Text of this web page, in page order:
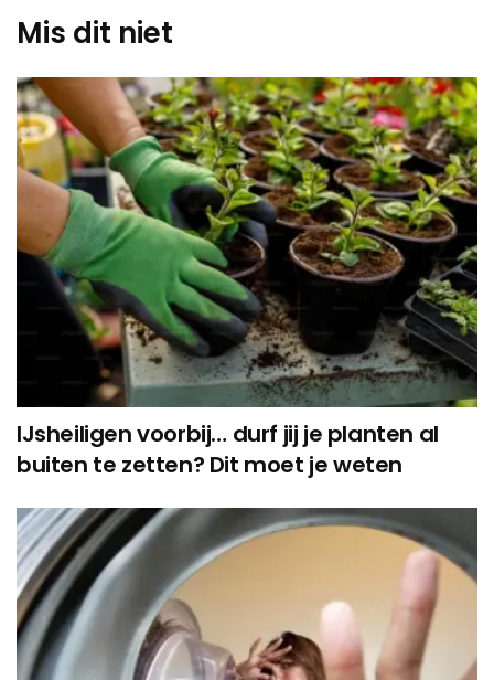
Mis dit niet
IJsheiligen voorbij… durf jij je planten al
buiten te zetten? Dit moet je weten